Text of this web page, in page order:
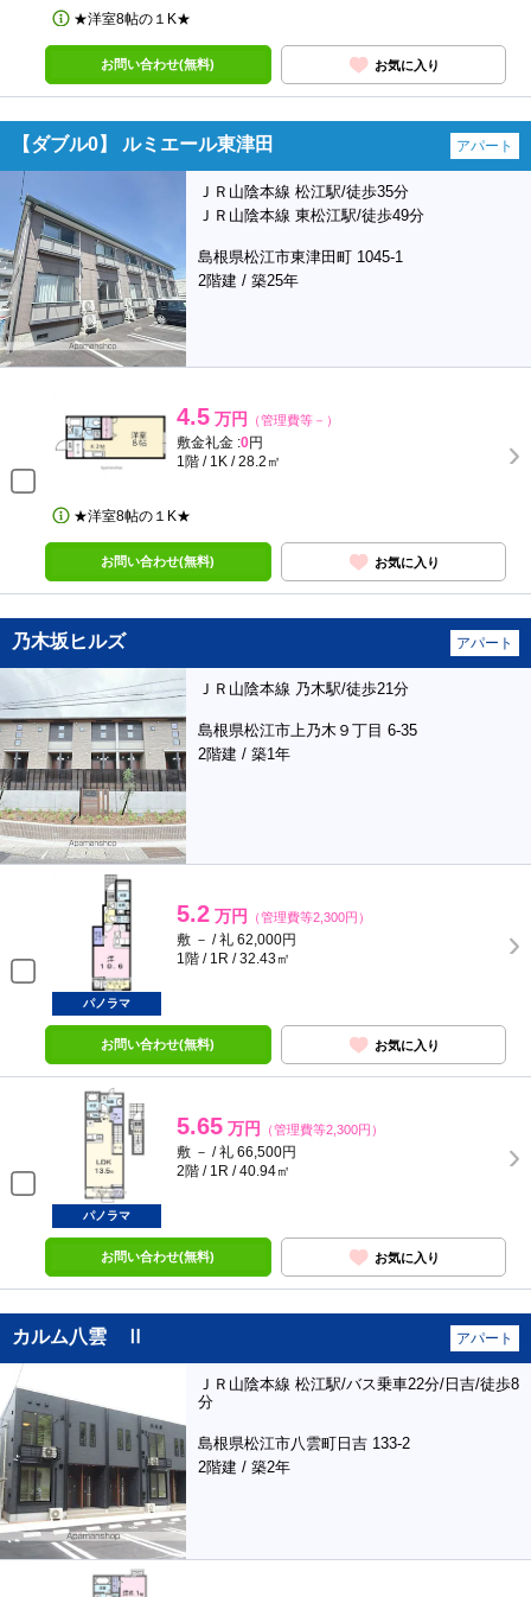
★洋室8帖の１K★
お問い合わせ(無料) お気に入り
【ダブル0】 ルミエール東津田 アパート
ＪＲ山陰本線 松江駅/徒歩35分
ＪＲ山陰本線 東松江駅/徒歩49分
島根県松江市東津田町 1045-1
2階建 / 築25年
4.5 万円 （管理費等－）
敷金礼金 :0円
1階 / 1K / 28.2㎡
★洋室8帖の１K★
お問い合わせ(無料) お気に入り
乃木坂ヒルズ アパート
ＪＲ山陰本線 乃木駅/徒歩21分
島根県松江市上乃木９丁目 6-35
2階建 / 築1年
5.2 万円 （管理費等2,300円）
敷 － / 礼 62,000円
1階 / 1R / 32.43㎡
パノラマ
お問い合わせ(無料) お気に入り
5.65 万円 （管理費等2,300円）
敷 － / 礼 66,500円
2階 / 1R / 40.94㎡
パノラマ
お問い合わせ(無料) お気に入り
カルム八雲 Ⅱ アパート
ＪＲ山陰本線 松江駅/バス乗車22分/日吉/徒歩8
分
島根県松江市八雲町日吉 133-2
2階建 / 築2年